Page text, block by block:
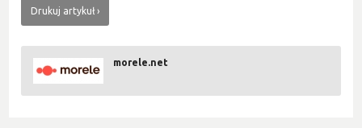
Drukuj artykuł
morele.net